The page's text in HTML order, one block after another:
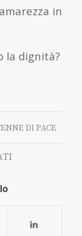
in
la dignità?
DI PACE